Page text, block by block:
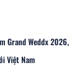
Grand Weddx 2026,
Việt Nam